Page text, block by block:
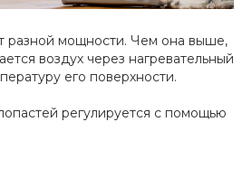
разной мощности. Чем она выше,
воздух через нагревательный
его поверхности.
регулируется с помощью